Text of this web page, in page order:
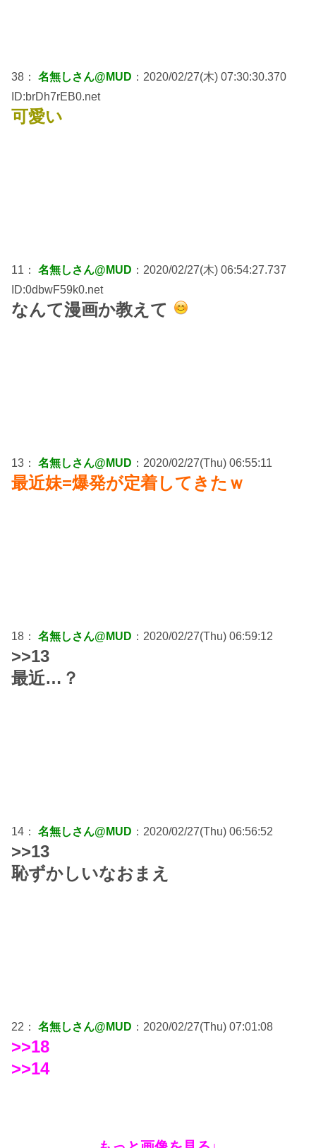
38： 名無しさん@MUD ：2020/02/27(木) 07:30:30.370
ID:brDh7rEB0.net
可愛い
11： 名無しさん@MUD ：2020/02/27(木) 06:54:27.737
ID:0dbwF59k0.net
なんて漫画か教えて
13： 名無しさん@MUD ：2020/02/27(Thu) 06:55:11
最近妹=爆発が定着してきたｗ
18： 名無しさん@MUD ：2020/02/27(Thu) 06:59:12
>>13
最近…？
14： 名無しさん@MUD ：2020/02/27(Thu) 06:56:52
>>13
恥ずかしいなおまえ
22： 名無しさん@MUD ：2020/02/27(Thu) 07:01:08
>>18
>>14